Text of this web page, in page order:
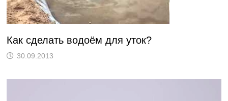
Как сделать водоём для уток?
30.09.2013